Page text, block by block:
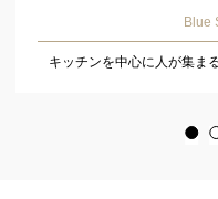
Blue
キッチンを中心に人が集ま